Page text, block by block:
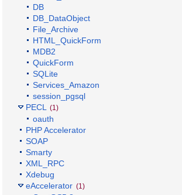
DB
DB_DataObject
File_Archive
HTML_QuickForm
MDB2
QuickForm
SQLite
Services_Amazon
session_pgsql
PECL
(1)
oauth
PHP Accelerator
SOAP
Smarty
XML_RPC
Xdebug
eAccelerator (1)